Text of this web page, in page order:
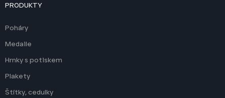
PRODUKTY
Poháry
Medaile
Hrnky s potiskem
Plakety
Štítky, cedulky